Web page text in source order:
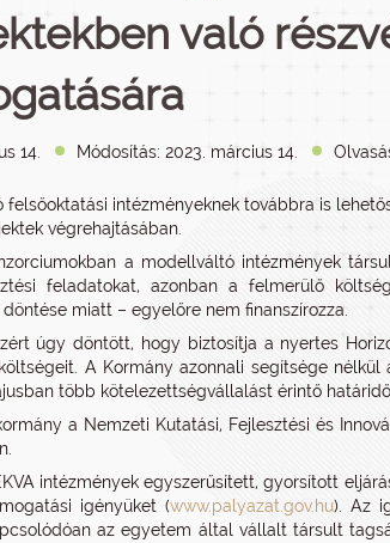
való
14. Módosítás: 2023. március 14.
intézményeknek továbbra is
végrehajtásában.
a modellváltó intézmények
feladatokat, azonban a felmerülő
miatt – egyelőre nem finanszírozza.
úgy döntött, hogy biztosítja a nyertes
A Kormány azonnali segítsége
több kötelezettségvállalást érintő határidő
a Nemzeti Kutatási, Fejlesztési és
intézmények egyszerűsített, gyorsított
igényüket (www.palyazat.gov.hu). Az
az egyetem által vállalt társult